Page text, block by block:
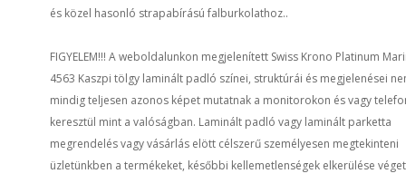
és közel hasonló strapabírású falburkolathoz..
FIGYELEM!!! A weboldalunkon megjelenített Swiss Krono Platinum
4563 Kaszpi tölgy laminált padló színei, struktúrái és megjelenései
mindig teljesen azonos képet mutatnak a monitorokon és vagy
keresztül mint a valóságban. Laminált padló vagy laminált parketta
megrendelés vagy vásárlás elött célszerű személyesen megtekinteni
üzletünkben a termékeket, későbbi kellemetlenségek elkerülése